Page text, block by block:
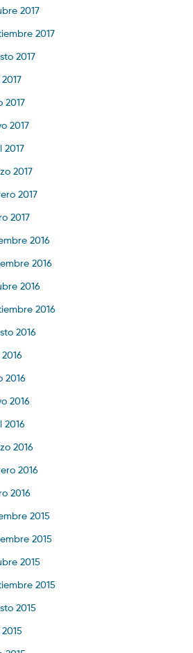
2017
2017
2017
2017
2017
2017
2017
2017
2017
2016
2016
2016
2016
2016
2016
2016
2016
2016
2016
2016
2015
2015
2015
2015
2015